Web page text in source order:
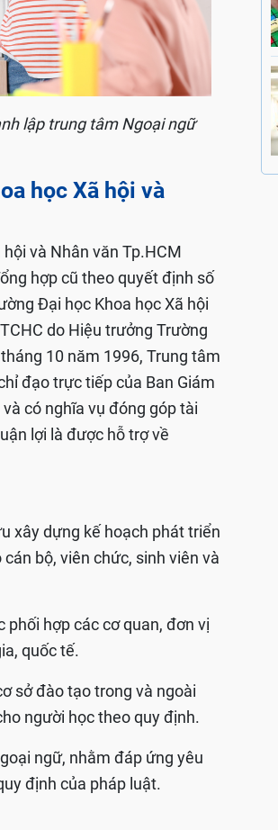
lập trung tâm Ngoại ngữ
học Xã hội và
và Nhân văn Tp.HCM
hợp cũ theo quyết định số
Đại học Khoa học Xã hội
do Hiệu trưởng Trường
10 năm 1996, Trung tâm
đạo trực tiếp của Ban Giám
có nghĩa vụ đóng góp tài
lợi là được hỗ trợ về
xây dựng kế hoạch phát triển
bộ, viên chức, sinh viên và
phối hợp các cơ quan, đơn vị
quốc tế.
sở đào tạo trong và ngoài
người học theo quy định.
ngữ, nhằm đáp ứng yêu
định của pháp luật.